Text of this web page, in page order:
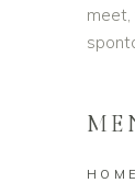
meet,
HOME